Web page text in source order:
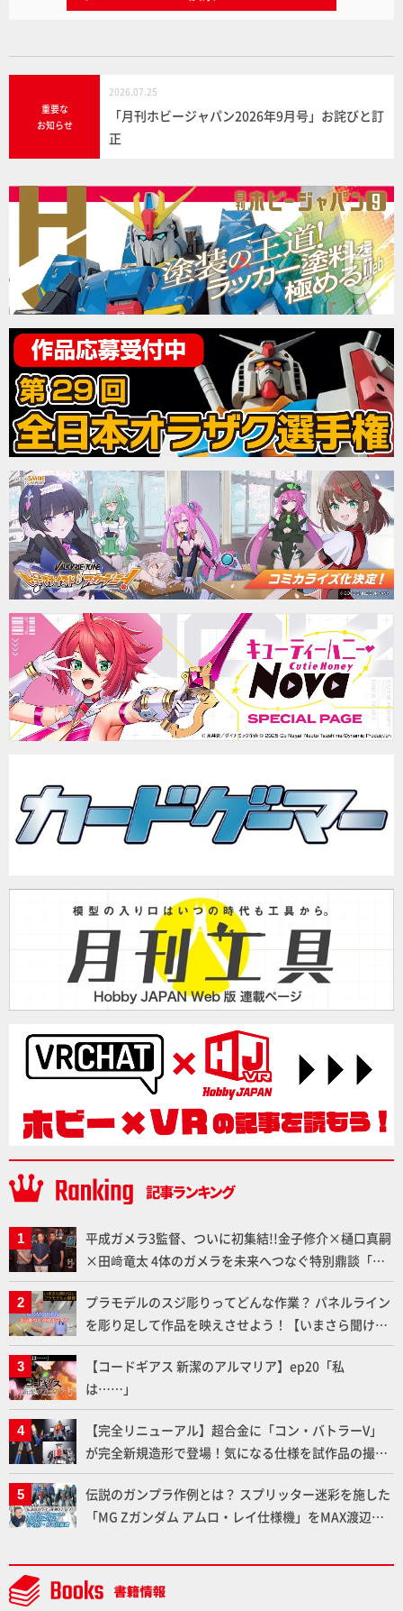
重要な
お知らせ
2026.07.25
「月刊ホビージャパン2026年9月号」お詫びと訂
正
平成ガメラ3監督、ついに初集結!!金子修介×樋口真嗣
×田﨑竜太 4体のガメラを未来へつなぐ特別鼎談「ガ
メラ永久保存化プロジェクト FINAL」
プラモデルのスジ彫りってどんな作業？ パネルライン
を彫り足して作品を映えさせよう！【いまさら聞けな
いプラモデルの基礎：スジ彫りとパネルライン】
【コードギアス 新潔のアルマリア】ep20「私
は……」
【完全リニューアル】超合金に「コン・バトラーV」
が完全新規造形で登場！気になる仕様を試作品の撮り
下ろしでご紹介!!さらに「大鉄人17」＆「ワンエイ
ト」セット情報もお届け！【超合金の魂】
伝説のガンプラ作例とは？ スプリッター迷彩を施した
「MG Zガンダム アムロ・レイ仕様機」をMAX渡辺が